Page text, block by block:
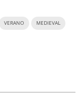
VERANO MEDIEVAL